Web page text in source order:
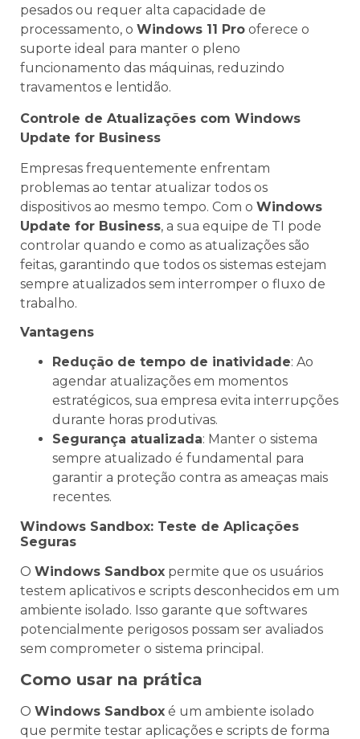
pesados ou requer alta capacidade de
processamento, o Windows 11 Pro oferece o
suporte ideal para manter o pleno
funcionamento das máquinas, reduzindo
travamentos e lentidão.
Controle de Atualizações com Windows
Update for Business
Empresas frequentemente enfrentam
problemas ao tentar atualizar todos os
dispositivos ao mesmo tempo. Com o Windows
Update for Business, a sua equipe de TI pode
controlar quando e como as atualizações são
feitas, garantindo que todos os sistemas estejam
sempre atualizados sem interromper o fluxo de
trabalho.
Vantagens
Redução de tempo de inatividade: Ao
agendar atualizações em momentos
estratégicos, sua empresa evita interrupções
durante horas produtivas.
Segurança atualizada: Manter o sistema
sempre atualizado é fundamental para
garantir a proteção contra as ameaças mais
recentes.
Windows Sandbox: Teste de Aplicações
Seguras
O Windows Sandbox permite que os usuários
testem aplicativos e scripts desconhecidos em um
ambiente isolado. Isso garante que softwares
potencialmente perigosos possam ser avaliados
sem comprometer o sistema principal.
Como usar na prática
O Windows Sandbox é um ambiente isolado
que permite testar aplicações e scripts de forma